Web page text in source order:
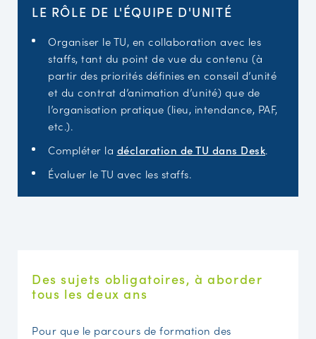
LE RÔLE DE L'ÉQUIPE D'UNITÉ
Organiser le TU, en collaboration avec les
staffs, tant du point de vue du contenu (à
partir des priorités définies en conseil d’unité
et du contrat d’animation d’unité) que de
l’organisation pratique (lieu, intendance, PAF,
etc.).
Compléter la déclaration de TU dans Desk.
Évaluer le TU avec les staffs.
Des sujets obligatoires, à aborder
tous les deux ans
Pour que le parcours de formation des